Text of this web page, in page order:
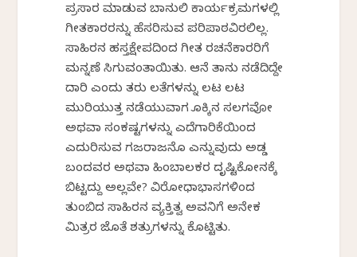
ಪ್ರಸಾರ ಮಾಡುವ ಬಾನುಲಿ ಕಾರ್ಯಕ್ರಮಗಳಲ್ಲಿ
ಗೀತಕಾರರನ್ನು ಹೆಸರಿಸುವ ಪರಿಪಾಠವಿರಲಿಲ್ಲ.
ಸಾಹಿರನ ಹಸ್ತಕ್ಷೇಪದಿಂದ ಗೀತ ರಚನೆಕಾರರಿಗೆ
ಮನ್ನಣೆ ಸಿಗುವಂತಾಯಿತು. ಆನೆ ತಾನು ನಡೆದಿದ್ದೇ
ದಾರಿ ಎಂದು ತರು ಲತೆಗಳನ್ನು ಲಟ ಲಟ
ಮುರಿಯುತ್ತ ನಡೆಯುವಾಗ ಸೊಕ್ಕಿನ ಸಲಗವೋ
ಅಥವಾ ಸಂಕಷ್ಟಗಳನ್ನು ಎದೆಗಾರಿಕೆಯಿಂದ
ಎದುರಿಸುವ ಗಜರಾಜನೊ ಎನ್ನುವುದು ಅಡ್ಡ
ಬಂದವರ ಅಥವಾ ಹಿಂಬಾಲಕರ ದೃಷ್ಟಿಕೋನಕ್ಕೆ
ಬಿಟ್ಟದ್ದು ಅಲ್ಲವೇ? ವಿರೋಧಾಭಾಸಗಳಿಂದ
ತುಂಬಿದ ಸಾಹಿರನ ವ್ಯಕ್ತಿತ್ವ ಅವನಿಗೆ ಅನೇಕ
ಮಿತ್ರರ ಜೊತೆ ಶತ್ರುಗಳನ್ನು ಕೊಟ್ಟಿತು.